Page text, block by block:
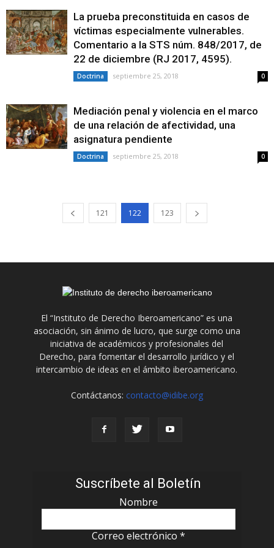
La prueba preconstituida en casos de
víctimas especialmente vulnerables.
Comentario a la STS núm. 848/2017, de
22 de diciembre (RJ 2017, 4595).
Doctrina septiembre 25, 2018 0
Mediación penal y violencia en el marco
de una relación de afectividad, una
asignatura pendiente
Doctrina septiembre 25, 2018 0
121 122 123
El “Instituto de Derecho Iberoamericano” es una
asociación, sin ánimo de lucro, que surge como una
iniciativa de académicos y profesionales del
Derecho, para fomentar el desarrollo jurídico y el
intercambio de ideas en el ámbito iberoamericano.
Contáctanos: contacto@idibe.org
Suscríbete al Boletín
Nombre
Correo electrónico *